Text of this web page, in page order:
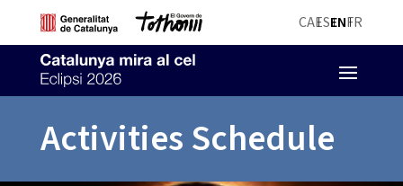
CAESENFR
Activities Schedule